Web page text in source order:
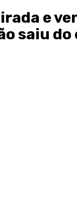
e
saiu do